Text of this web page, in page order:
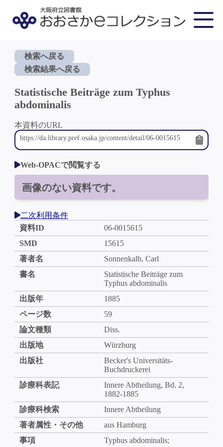
検索へ戻る
検索結果へ戻る
Statistische Beiträge zum Typhus
abdominalis
本資料のURL
Web-OPACで閲覧する
画像のない資料です。
二次利用条件
資料ID
06-0015615
SMD
15615
著者名
Sonnenkalb, Carl
書名
Statistische Beiträge zum
Typhus abdominalis
出版年
1885
ページ数
59
論文種類
Diss.
出版地
Würzburg
出版社
Becker's Universitäts-
Buchdruckerei
診療科表記
Innere Abtheilung, Bd. 2,
1882-1885
診療科検索
Innere Abtheilung
著者属性・その他
aus Hamburg
事項
Typhus abdominalis;